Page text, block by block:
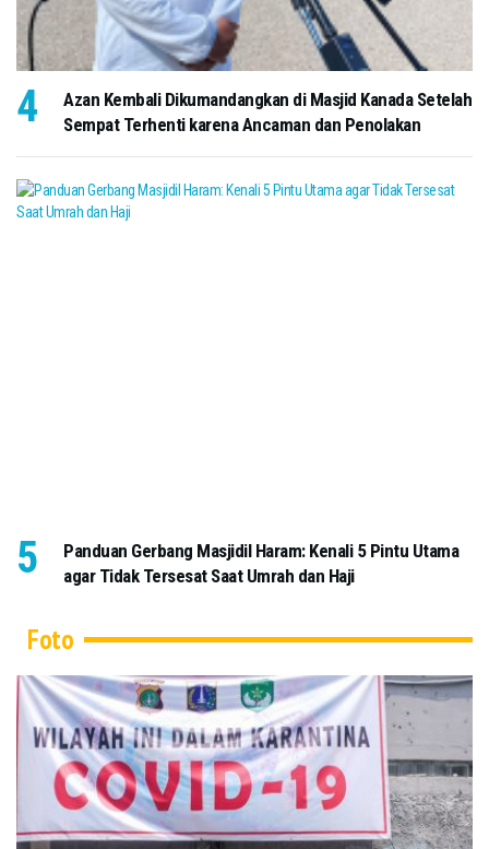
Azan Kembali Dikumandangkan di Masjid Kanada Setelah
Sempat Terhenti karena Ancaman dan Penolakan
Panduan Gerbang Masjidil Haram: Kenali 5 Pintu Utama
agar Tidak Tersesat Saat Umrah dan Haji
Foto